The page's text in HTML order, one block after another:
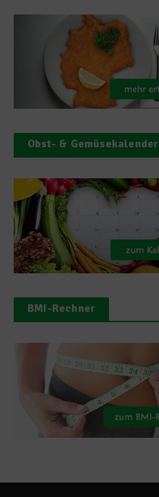
Obst- & Gemüsekalender
BMI-Rechner